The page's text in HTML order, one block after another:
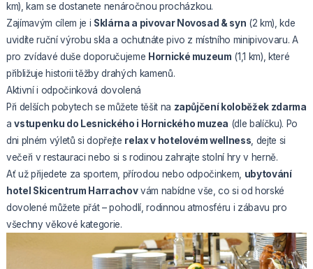
km), kam se dostanete nenáročnou procházkou.
Zajímavým cílem je i Sklárna a pivovar Novosad & syn (2 km), kde
uvidíte ruční výrobu skla a ochutnáte pivo z místního minipivovaru. A
pro zvídavé duše doporučujeme Hornické muzeum (1,1 km), které
přibližuje historii těžby drahých kamenů.
Aktivní i odpočinková dovolená
Při delších pobytech se můžete těšit na zapůjčení koloběžek zdarma
avstupenku do Lesnického i Hornického muzea (dle balíčku). Po
dni plném výletů si dopřejte relax v hotelovém wellness, dejte si
večeři v restauraci nebo si s rodinou zahrajte stolní hry v herně.
Ať už přijedete za sportem, přírodou nebo odpočinkem, ubytování
hotel Skicentrum Harrachovvám nabídne vše, co si od horské
dovolené můžete přát – pohodlí, rodinnou atmosféru i zábavu pro
všechny věkové kategorie.